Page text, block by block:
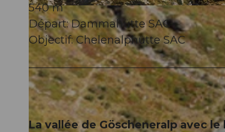
© Andermatt-Urserntal Tourismus GmbH, Ferienregion Andermatt
540 m
Départ: Dammahütte SAC
Objectif: Chelenalphütte SAC
La vallée de Göscheneralp avec